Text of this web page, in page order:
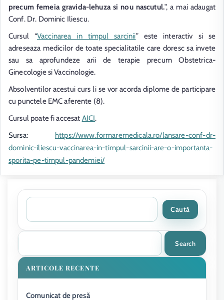
precum femeia gravida-lehuza si nou nascutul.”, a mai adaugat
Conf. Dr. Dominic Iliescu.
Cursul “Vaccinarea in timpul sarcinii” este interactiv si se
adreseaza medicilor de toate specialitatile care doresc sa invete
sau sa aprofundeze arii de terapie precum Obstetrica-
Ginecologie si Vaccinologie.
Absolventilor acestui curs li se vor acorda diplome de participare
cu punctele EMC aferente (8).
Cursul poate fi accesat AICI.
Sursa: https://www.formaremedicala.ro/lansare-conf-dr-
dominic-iliescu-vaccinarea-in-timpul-sarcinii-are-o-importanta-
sporita-pe-timpul-pandemiei/
Caută
Search
ARTICOLE RECENTE
Comunicat de presă